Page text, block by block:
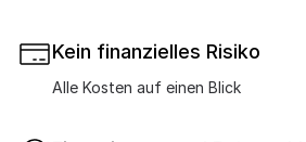
Kein finanzielles Risiko
Alle Kosten auf einen Blick